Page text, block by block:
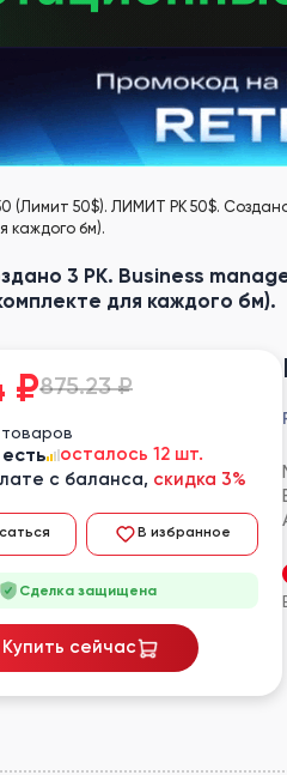
(Лимит 50$). ЛИМИТ РК 50$.
каждого бм).
3 РК. Business
для каждого бм).
₽875.23 ₽
осталось 12 шт.
с баланса, скидка 3%
В избранное
Сделка защищена
Купить сейчас